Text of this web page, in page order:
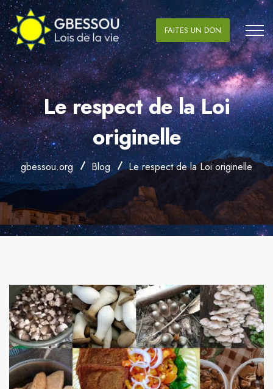
FAITES UN DON
Le respect de la Loi
originelle
gbessou.org Blog Le respect de la Loi originelle